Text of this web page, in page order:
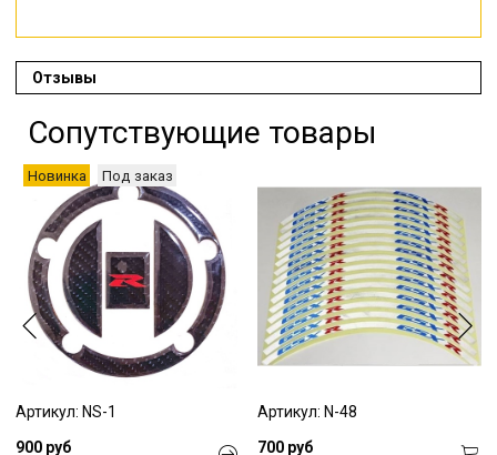
Отзывы
Сопутствующие товары
Новинка Под заказ
Артикул: NS-1
900 руб
Артикул: N-48
700 руб